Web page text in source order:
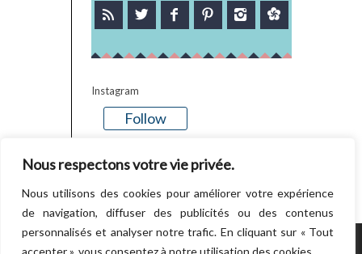
Nous respectons votre vie privée.
Nous utilisons des cookies pour améliorer votre expérience
de navigation, diffuser des publicités ou des contenus
personnalisés et analyser notre trafic. En cliquant sur « Tout
accepter », vous consentez à notre utilisation des cookies.
Instagram
Follow